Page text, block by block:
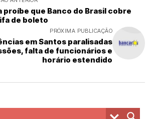
proíbe que Banco do Brasil cobre
de boleto
PRÓXIMA PUBLICAÇÃO
em Santos paralisadas
falta de funcionários e
horário estendido